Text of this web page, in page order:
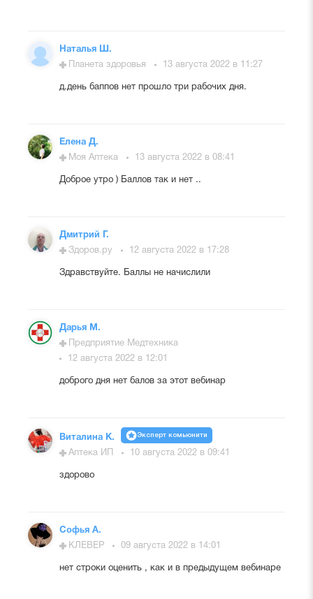
Наталья Ш.
Планета здоровья
13 августа 2022 в 11:27
д.день баппов нет прошло три рабочих дня.
Елена Д.
Моя Аптека
13 августа 2022 в 08:41
Доброе утро ) Баллов так и нет ..
Дмитрий Г.
Здоров.ру
12 августа 2022 в 17:28
Здравствуйте. Баллы не начислили
Дарья М.
Предприятие Медтехника
12 августа 2022 в 12:01
доброго дня нет балов за этот вебинар
Виталина К. Эксперт комьюнити
Аптека ИП 10 августа 2022 в 09:41
здорово
Софья А.
КЛЕВЕР
09 августа 2022 в 14:01
нет строки оценить , как и в предыдущем вебинаре